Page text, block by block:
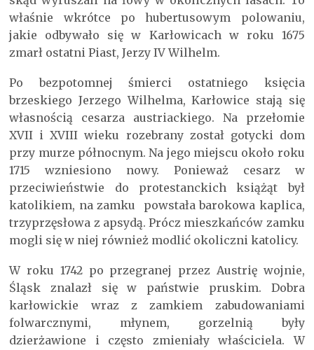
właśnie wkrótce po hubertusowym polowaniu,
jakie odbywało się w Karłowicach w roku 1675
zmarł ostatni Piast, Jerzy IV Wilhelm.
Po bezpotomnej śmierci ostatniego księcia
brzeskiego Jerzego Wilhelma, Karłowice stają się
własnością cesarza austriackiego. Na przełomie
XVII i XVIII wieku rozebrany został gotycki dom
przy murze północnym. Na jego miejscu około roku
1715 wzniesiono nowy. Ponieważ cesarz w
przeciwieństwie do protestanckich książąt był
katolikiem, na zamku powstała barokowa kaplica,
trzyprzęsłowa z apsydą. Prócz mieszkańców zamku
mogli się w niej również modlić okoliczni katolicy.
W roku 1742 po przegranej przez Austrię wojnie,
Śląsk znalazł się w państwie pruskim. Dobra
karłowickie wraz z zamkiem zabudowaniami
folwarcznymi, młynem, gorzelnią były
dzierżawione i często zmieniały właściciela. W